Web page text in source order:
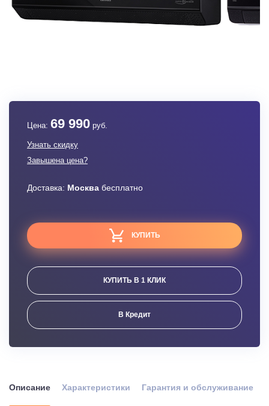
Цена: 69 990 руб.
Узнать скидку
Завышена цена?
Доставка: Москва бесплатно
КУПИТЬ
КУПИТЬ В 1 КЛИК
В Кредит
Описание Характеристики Гарантия и обслуживание